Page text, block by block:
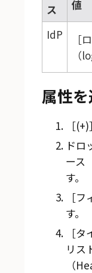
ス
値
IdP
（
属性
(+)
ドロ
ース
す。
フ
す。
タ
リス
（